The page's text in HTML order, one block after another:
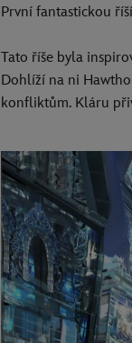
První fantastickou
Tato říše byla
Dohlíží na ni
konfliktům. Kláru